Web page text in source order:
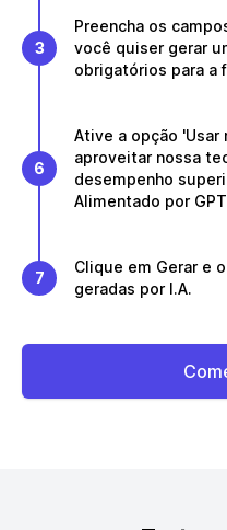
3
Preencha os
você quiser gerar
obrigatórios para a
6
Ative a opção 'Usar
aproveitar nossa
desempenho
Alimentado por
7
Clique em Gerar e
geradas por I.A.